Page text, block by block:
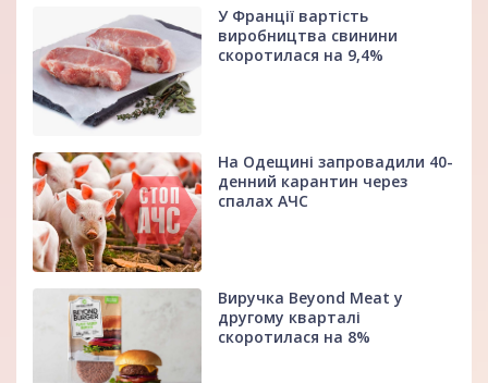
У Франції вартість
виробництва свинини
скоротилася на 9,4%
На Одещині запровадили 40-
денний карантин через
спалах АЧС
Виручка Beyond Meat у
другому кварталі
скоротилася на 8%